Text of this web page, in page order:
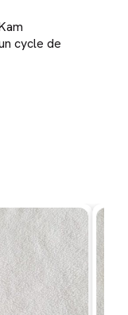
cycle de